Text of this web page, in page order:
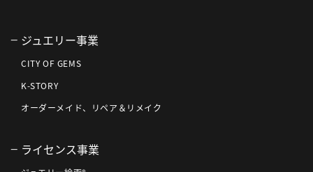
ジュエリー事業
CITY OF GEMS
K-STORY
オーダーメイド、リペア＆リメイク
ライセンス事業